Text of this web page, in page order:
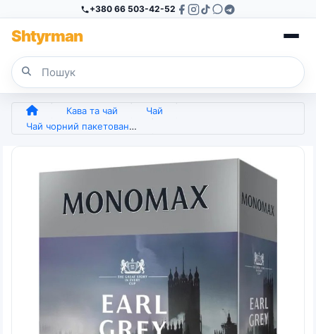
+380 66 503-42-52
Shtyrman
Кава та чай
Чай
Чай чорний пакетований Мономах Earl Grey 100 х 2 г (арт. 6330)